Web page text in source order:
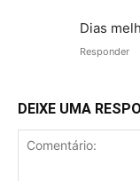
Dias
Responder
DEIXE UMA